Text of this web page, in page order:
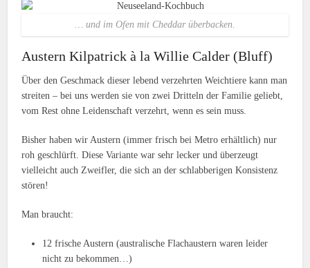
… und im Ofen mit Cheddar überbacken.
Austern Kilpatrick à la Willie Calder (Bluff)
Über den Geschmack dieser lebend verzehrten Weichtiere kann man
streiten – bei uns werden sie von zwei Dritteln der Familie geliebt,
vom Rest ohne Leidenschaft verzehrt, wenn es sein muss.
Bisher haben wir Austern (immer frisch bei Metro erhältlich) nur
roh geschlürft. Diese Variante war sehr lecker und überzeugt
vielleicht auch Zweifler, die sich an der schlabberigen Konsistenz
stören!
Man braucht:
12 frische Austern (australische Flachaustern waren leider
nicht zu bekommen…)